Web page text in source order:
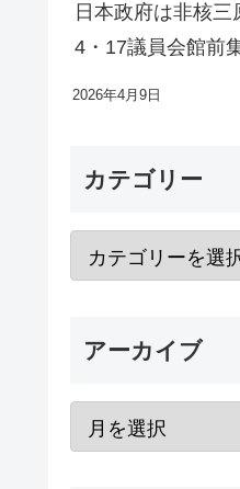
日本政府は非核三
4・17議員会館前
2026年4月9日
カテゴリー
アーカイブ